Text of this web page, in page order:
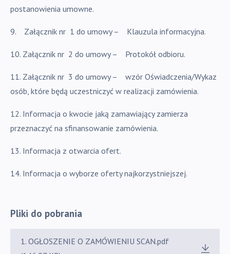
postanowienia umowne.
9. Załącznik nr 1 do umowy – Klauzula informacyjna.
10. Załącznik nr 2 do umowy – Protokół odbioru.
11. Załącznik nr 3 do umowy – wzór Oświadczenia/Wykaz
osób, które będą uczestniczyć w realizacji zamówienia.
12. Informacja o kwocie jaką zamawiający zamierza
przeznaczyć na sfinansowanie zamówienia.
13. Informacja z otwarcia ofert.
14. Informacja o wyborze oferty najkorzystniejszej.
Pliki do pobrania
1. OGŁOSZENIE O ZAMÓWIENIU SCAN.pdf